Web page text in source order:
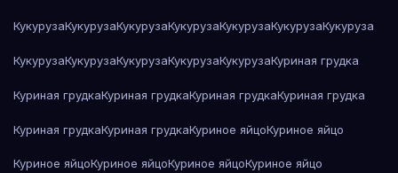
КукурузаКукурузаКукурузаКукурузаКукурузаКукурузаКукуруза
КукурузаКукурузаКукурузаКукурузаКукурузаКуриная грудка
Куриная грудкаКуриная грудкаКуриная грудкаКуриная грудка
Куриная грудкаКуриная грудкаКуриное яйцоКуриное яйцо
Куриное яйцоКуриное яйцоКуриное яйцоКуриное яйцо